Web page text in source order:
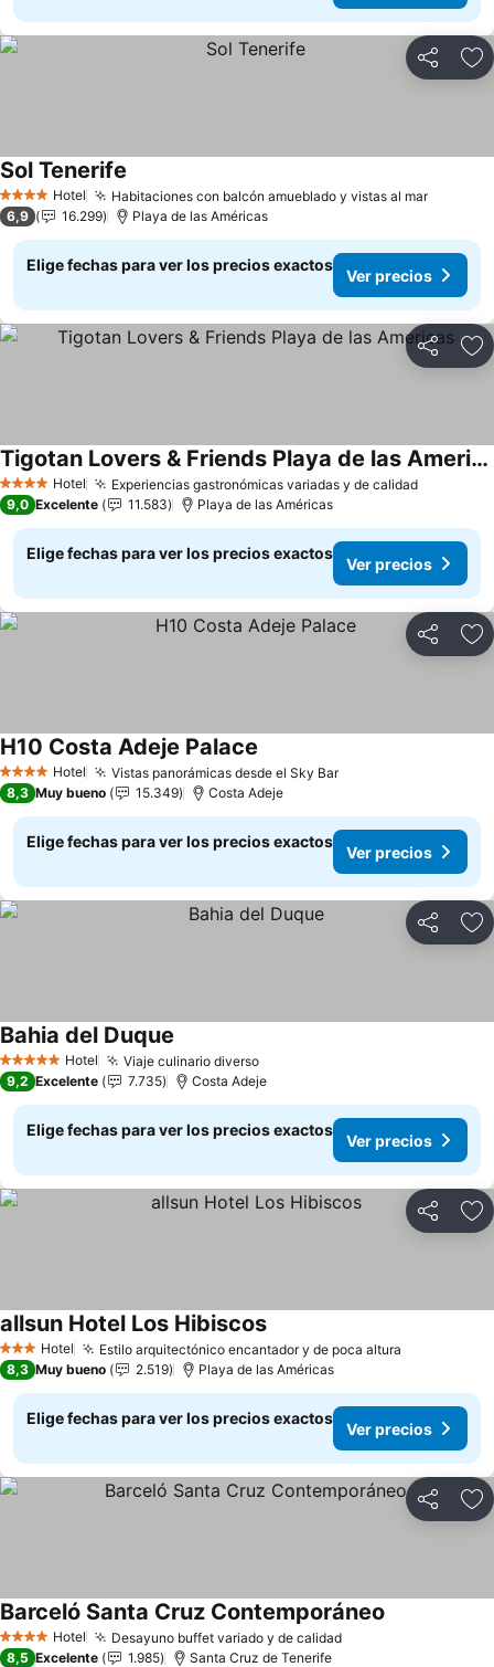
Compartir
4 EstrellasHotel Habitaciones con balcón amueblado y vistas al marVer
Sol Tenerife
6,9 16.299 Playa de las Américas
Elige fechas para ver los precios exactos
Ver precios
Compartir
4 EstrellasHotel Experiencias gastronómicas variadas y de calidadVer
Tigotan Lovers & Friends Playa de las Americas
Ver precios
9,0 Excelente 11.583 Playa de las Américas
Elige fechas para ver los precios exactos
Ver precios
Compartir
4 EstrellasHotel Vistas panorámicas desde el Sky BarVer precios
H10 Costa Adeje Palace
8,3 Muy bueno 15.349 Costa Adeje
Elige fechas para ver los precios exactos
Ver precios
Compartir
5 Estrellas Hotel Viaje culinario diversoVer precios
Bahia del Duque
9,2 Excelente 7.735 Costa Adeje
Elige fechas para ver los precios exactos
Ver precios
Compartir
3 Estrellas
Hotel Estilo arquitectónico encantador y de poca altura
allsun Hotel Los HibiscosVer precios
8,3 Muy bueno 2.519 Playa de las Américas
Elige fechas para ver los precios exactos
Ver precios
Compartir
4 EstrellasHotel Desayuno buffet variado y de calidadVer precios
Barceló Santa Cruz Contemporáneo
8,5 Excelente 1.985 Santa Cruz de Tenerife